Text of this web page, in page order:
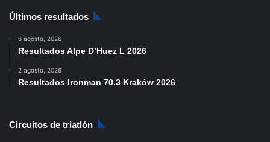
Últimos resultados
6 agosto, 2026
Resultados Alpe D’Huez L 2026
2 agosto, 2026
Resultados Ironman 70.3 Kraków 2026
Circuitos de triatlón